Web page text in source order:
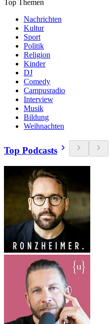
Top Themen
Nachrichten
Kultur
Sport
Politik
Religion
Kinder
DJ
Comedy
Campusradio
Interview
Musik
Bildung
Weihnachten
Top Podcasts